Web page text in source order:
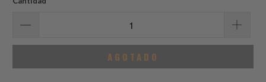
AGOTADO